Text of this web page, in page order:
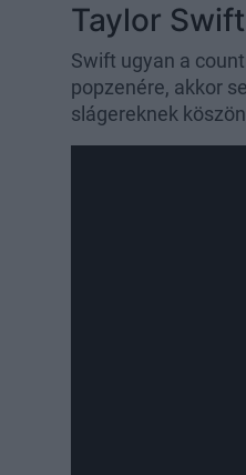
Taylor
Swift ugyan a
popzenére, akkor
slágereknek